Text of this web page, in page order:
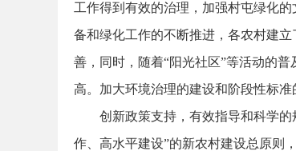
工作得到有效的治理，加强村屯绿化
备和绿化工作的不断推进，各农村建
善，同时，随着“阳光社区”等活动的
高。加大环境治理的建设和阶段性标
创新政策支持，有效指导和科学
作、高水平建设”的新农村建设总原则